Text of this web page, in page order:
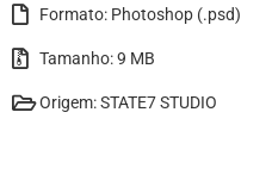
Formato: Photoshop (.psd)
Tamanho: 9 MB
Origem: STATE7 STUDIO